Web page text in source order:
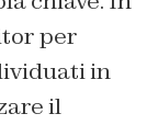
per
in
il